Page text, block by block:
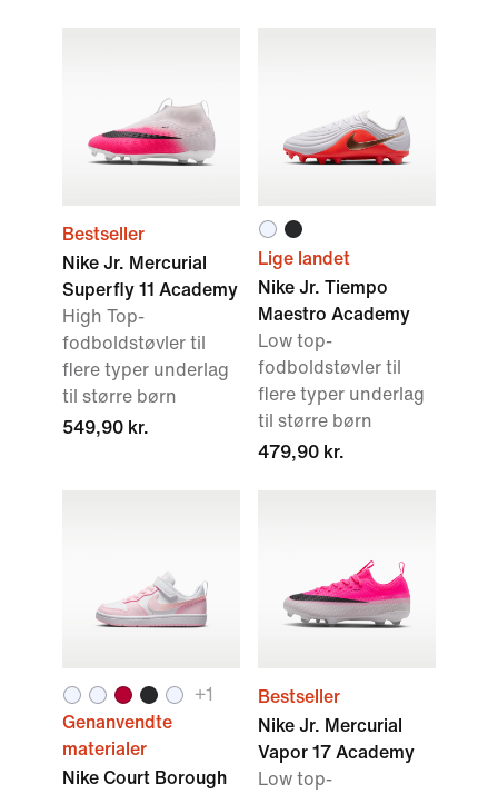
Bestseller
Nike Jr. Mercurial
Superfly 11 Academy
High Top-
fodboldstøvler til
flere typer underlag
til større børn
549,90 kr.
Lige landet
Nike Jr. Tiempo
Maestro Academy
Low top-
fodboldstøvler til
flere typer underlag
til større børn
479,90 kr.
+1
Genanvendte
materialer
Nike Court Borough
Bestseller
Nike Jr. Mercurial
Vapor 17 Academy
Low top-